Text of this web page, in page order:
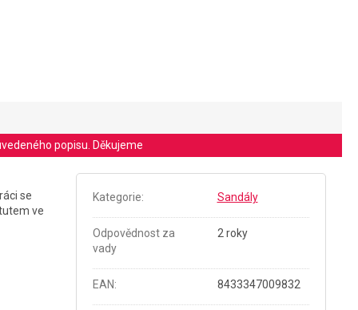
popisu. Děkujeme
se
ve
Kategorie: Sandály
Odpovědnost za
vady
2 roky
EAN: 8433347009832